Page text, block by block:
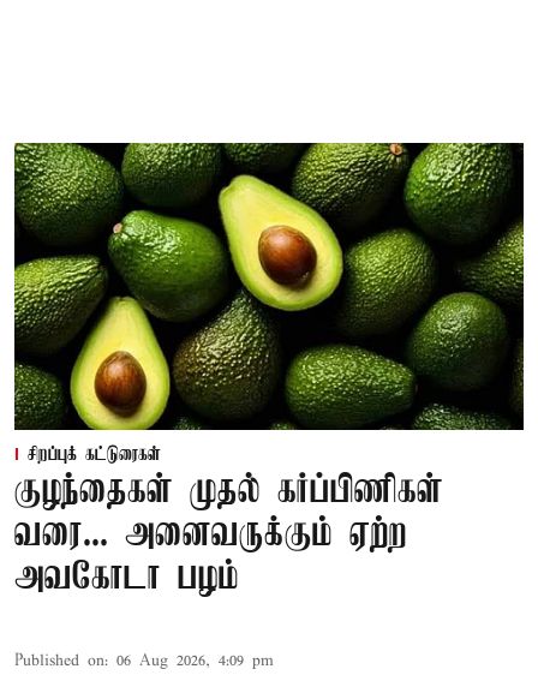
சிறப்புக் கட்டுரைகள்
குழந்தைகள் முதல் கர்ப்பிணிகள்
வரை... அனைவருக்கும் ஏற்ற
அவகோடா பழம்
Published on: 06 Aug 2026, 4:09 pm